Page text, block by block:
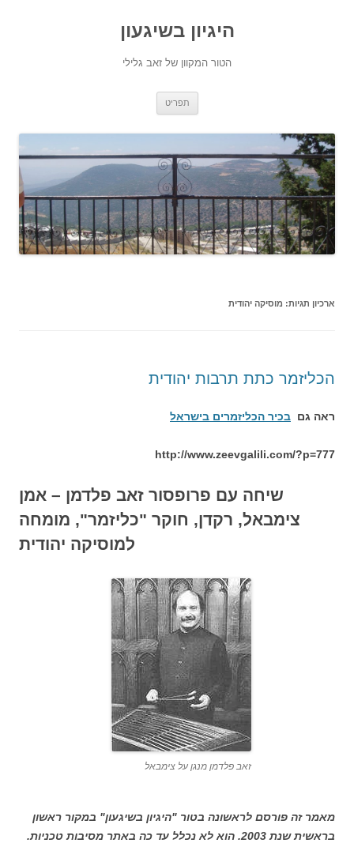
היגיון בשיגעון
הטור המקוון של זאב גלילי
תפריט
ארכיון תגיות: מוסיקה יהודית
הכליזמר כתת תרבות יהודית
ראה גם בכיר הכליזמרים בישראל
http://www.zeevgalili.com/?p=777
שיחה עם פרופסור זאב פלדמן – אמן
צימבאל, רקדן, חוקר "כליזמר", מומחה
למוסיקה יהודית
זאב פלדמן מנגן על צימבאל
מאמר זה פורסם לראשונה בטור "היגיון בשיגעון" במקור ראשון
בראשית שנת 2003. הוא לא נכלל עד כה באתר מסיבות טכניות.